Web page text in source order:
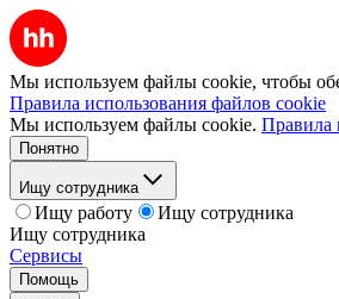
Мы используем файлы cookie, чтобы
Правила использования файлов cookie
Мы используем файлы cookie. Правила
Понятно
Ищу сотрудника
Ищу работу
Ищу сотрудника
Ищу сотрудника
Сервисы
Помощь